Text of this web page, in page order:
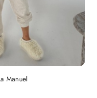
Manuel
KOSZYKA